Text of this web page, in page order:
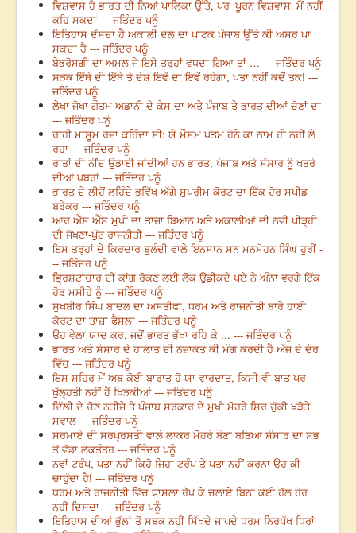
ਵਿਸ਼ਵਾਸ ਹੈ ਭਾਰਤ ਦੀ ਨਿਆਂ ਪਾਲਿਕਾ ਉੱਤੇ, ਪਰ ‘ਪੂਰਨ ਵਿਸ਼ਵਾਸ’ ਮੈਂ ਨਹੀਂ
ਕਹਿ ਸਕਦਾ --- ਜਤਿੰਦਰ ਪਨੂੰ
ਇਤਿਹਾਸ ਦੱਸਦਾ ਹੈ ਅਕਾਲੀ ਦਲ ਦਾ ਪਾਟਕ ਪੰਜਾਬ ਉੱਤੇ ਕੀ ਅਸਰ ਪਾ
ਸਕਦਾ ਹੈ --- ਜਤਿੰਦਰ ਪਨੂੰ
ਬੇਭਰੋਸਗੀ ਦਾ ਅਮਲ ਜੇ ਇਸੇ ਤਰ੍ਹਾਂ ਵਧਦਾ ਗਿਆ ਤਾਂ … --- ਜਤਿੰਦਰ ਪਨੂੰ
ਸੜਕ ਇੱਥੇ ਦੀ ਇੱਥੇ ਤੇ ਦੇਸ਼ ਇਵੇਂ ਦਾ ਇਵੇਂ ਰਹੇਗਾ, ਪਤਾ ਨਹੀਂ ਕਦੋਂ ਤਕ! ---
ਜਤਿੰਦਰ ਪਨੂੰ
ਲੇਖਾ-ਜੋਖਾ ਗੌਤਮ ਅਡਾਨੀ ਦੇ ਕੇਸ ਦਾ ਅਤੇ ਪੰਜਾਬ ਤੇ ਭਾਰਤ ਦੀਆਂ ਚੋਣਾਂ ਦਾ
--- ਜਤਿੰਦਰ ਪਨੂੰ
ਰਾਹੀ ਮਾਸੂਮ ਰਜ਼ਾ ਕਹਿੰਦਾ ਸੀ: ਯੇ ਮੌਸਮ ਖਤਮ ਹੋਨੇ ਕਾ ਨਾਮ ਹੀ ਨਹੀਂ ਲੇ
ਰਹਾ --- ਜਤਿੰਦਰ ਪਨੂੰ
ਰਾਤਾਂ ਦੀ ਨੀਂਦ ਉਡਾਈ ਜਾਂਦੀਆਂ ਹਨ ਭਾਰਤ, ਪੰਜਾਬ ਅਤੇ ਸੰਸਾਰ ਨੂੰ ਖਤਰੇ
ਦੀਆਂ ਖਬਰਾਂ --- ਜਤਿੰਦਰ ਪਨੂੰ
ਭਾਰਤ ਦੇ ਲੀਹੋਂ ਲਹਿੰਦੇ ਭਵਿੱਖ ਅੱਗੇ ਸੁਪਰੀਮ ਕੋਰਟ ਦਾ ਇੱਕ ਹੋਰ ਸਪੀਡ
ਬਰੇਕਰ --- ਜਤਿੰਦਰ ਪਨੂੰ
ਆਰ ਐੱਸ ਐੱਸ ਮੁਖੀ ਦਾ ਤਾਜ਼ਾ ਬਿਆਨ ਅਤੇ ਅਕਾਲੀਆਂ ਦੀ ਨਵੀਂ ਪੀੜ੍ਹੀ
ਦੀ ਜੱਖਣਾ-ਪੁੱਟ ਰਾਜਨੀਤੀ --- ਜਤਿੰਦਰ ਪਨੂੰ
ਇਸ ਤਰ੍ਹਾਂ ਦੇ ਕਿਰਦਾਰ ਬੁਲੰਦੀ ਵਾਲੇ ਇਨਸਾਨ ਸਨ ਮਨਮੋਹਨ ਸਿੰਘ ਹੁਰੀਂ -
-- ਜਤਿੰਦਰ ਪਨੂੰ
ਭ੍ਰਿਸ਼ਟਾਚਾਰ ਦੀ ਕਾਂਗ ਰੋਕਣ ਲਈ ਲੋਕ ਉਡੀਕਦੇ ਪਏ ਨੇ ਅੰਨਾ ਵਰਗੇ ਇੱਕ
ਹੋਰ ਮਸੀਹੇ ਨੂੰ --- ਜਤਿੰਦਰ ਪਨੂੰ
ਸੁਖਬੀਰ ਸਿੰਘ ਬਾਦਲ ਦਾ ਅਸਤੀਫਾ, ਧਰਮ ਅਤੇ ਰਾਜਨੀਤੀ ਬਾਰੇ ਹਾਈ
ਕੋਰਟ ਦਾ ਤਾਜ਼ਾ ਫੈਸਲਾ --- ਜਤਿੰਦਰ ਪਨੂੰ
ਉਹ ਵੇਲਾ ਯਾਦ ਕਰ, ਜਦੋਂ ਭਾਰਤ ਭੁੱਖਾ ਰਹਿ ਕੇ ... --- ਜਤਿੰਦਰ ਪਨੂੰ
ਭਾਰਤ ਅਤੇ ਸੰਸਾਰ ਦੇ ਹਾਲਾਤ ਦੀ ਨਜ਼ਾਕਤ ਕੀ ਮੰਗ ਕਰਦੀ ਹੈ ਅੱਜ ਦੇ ਦੌਰ
ਵਿੱਚ --- ਜਤਿੰਦਰ ਪਨੂੰ
ਇਸ ਸ਼ਹਿਰ ਮੇਂ ਅਬ ਕੋਈ ਬਾਰਾਤ ਹੋ ਯਾ ਵਾਰਦਾਤ, ਕਿਸੀ ਵੀ ਬਾਤ ਪਰ
ਖੁੱਲ੍ਹਤੀ ਨਹੀਂ ਹੈਂ ਖਿੜਕੀਆਂ --- ਜਤਿੰਦਰ ਪਨੂੰ
ਦਿੱਲੀ ਦੇ ਚੋਣ ਨਤੀਜੇ ਤੇ ਪੰਜਾਬ ਸਰਕਾਰ ਦੇ ਮੁਖੀ ਮੋਹਰੇ ਸਿਰ ਚੁੱਕੀ ਖੜੋਤੇ
ਸਵਾਲ --- ਜਤਿੰਦਰ ਪਨੂੰ
ਸਰਮਾਏ ਦੀ ਸਰਪ੍ਰਸਤੀ ਵਾਲੇ ਲਾਕਰ ਮੋਹਰੇ ਬੌਣਾ ਬਣਿਆ ਸੰਸਾਰ ਦਾ ਸਭ
ਤੋਂ ਵੱਡਾ ਲੋਕਤੰਤਰ --- ਜਤਿੰਦਰ ਪਨੂੰ
ਨਵਾਂ ਟਰੰਪ, ਪਤਾ ਨਹੀਂ ਕਿਹੋ ਜਿਹਾ ਟਰੰਪ ਤੇ ਪਤਾ ਨਹੀਂ ਕਰਨਾ ਉਹ ਕੀ
ਚਾਹੁੰਦਾ ਹੈ! --- ਜਤਿੰਦਰ ਪਨੂੰ
ਧਰਮ ਅਤੇ ਰਾਜਨੀਤੀ ਵਿੱਚ ਫਾਸਲਾ ਰੱਖ ਕੇ ਚਲਾਏ ਬਿਨਾਂ ਕੋਈ ਹੱਲ ਹੋਰ
ਨਹੀਂ ਦਿਸਦਾ --- ਜਤਿੰਦਰ ਪਨੂੰ
ਇਤਿਹਾਸ ਦੀਆਂ ਭੁੱਲਾਂ ਤੋਂ ਸਬਕ ਨਹੀਂ ਸਿੱਖਦੇ ਜਾਪਦੇ ਧਰਮ ਨਿਰਪੱਖ ਧਿਰਾਂ